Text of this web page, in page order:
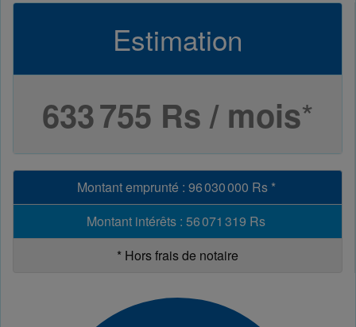
Estimation
633 755 Rs / mois*
Montant emprunté : 96 030 000 Rs*
Montant intérêts : 56 071 319 Rs
* Hors frais de notaire